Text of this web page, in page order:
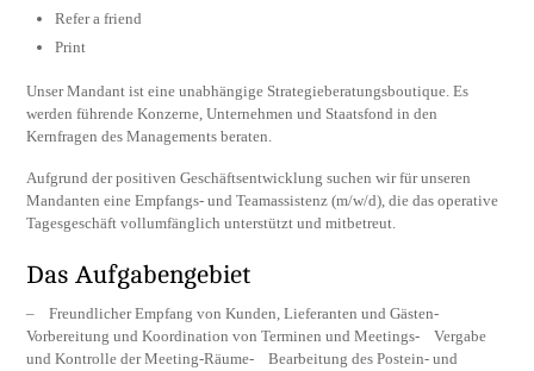
Refer a friend
Print
Unser Mandant ist eine unabhängige Strategieberatungsboutique. Es
werden führende Konzerne, Unternehmen und Staatsfond in den
Kernfragen des Managements beraten.
Aufgrund der positiven Geschäftsentwicklung suchen wir für unseren
Mandanten eine Empfangs- und Teamassistenz (m/w/d), die das operative
Tagesgeschäft vollumfänglich unterstützt und mitbetreut.
Das Aufgabengebiet
– Freundlicher Empfang von Kunden, Lieferanten und Gästen-
Vorbereitung und Koordination von Terminen und Meetings- Vergabe
und Kontrolle der Meeting-Räume- Bearbeitung des Postein- und